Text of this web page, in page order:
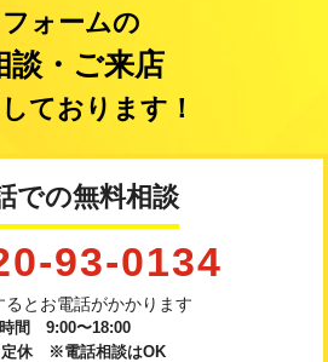
フォームの
談・ご来店
ております！
での無料相談
93-0134
とお電話がかかります
間 9:00〜18:00
定休 ※電話相談はOK